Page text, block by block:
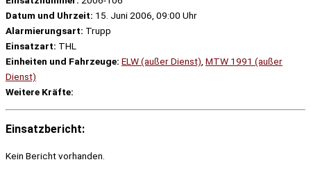
Datum und Uhrzeit: 15. Juni 2006, 09:00 Uhr
Alarmierungsart: Trupp
Einsatzart: THL
Einheiten und Fahrzeuge: ELW (außer Dienst) MTW 1991 (außer
Dienst)
Weitere Kräfte:
Einsatzbericht:
Kein Bericht vorhanden.